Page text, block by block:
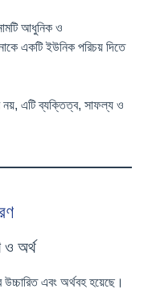
আধুনিক ও
একটি ইউনিক পরিচয় দিতে
নয়, এটি ব্যক্তিত্ব, সাফল্য ও
ও অর্থ
উচ্চারিত এবং অর্থবহ হয়েছে।